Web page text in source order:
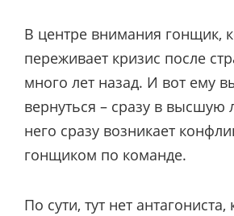
В центре внимания гонщик,
переживает кризис после
много лет назад. И вот ему
вернуться – сразу в высшую
него сразу возникает
гонщиком по команде.
По сути, тут нет антагониста,